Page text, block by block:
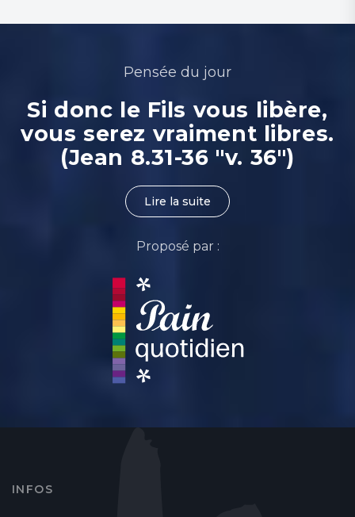
Pensée du jour
Si donc le Fils vous libère,
vous serez vraiment libres.
(Jean 8.31-36 "v. 36")
Lire la suite
Proposé par :
INFOS